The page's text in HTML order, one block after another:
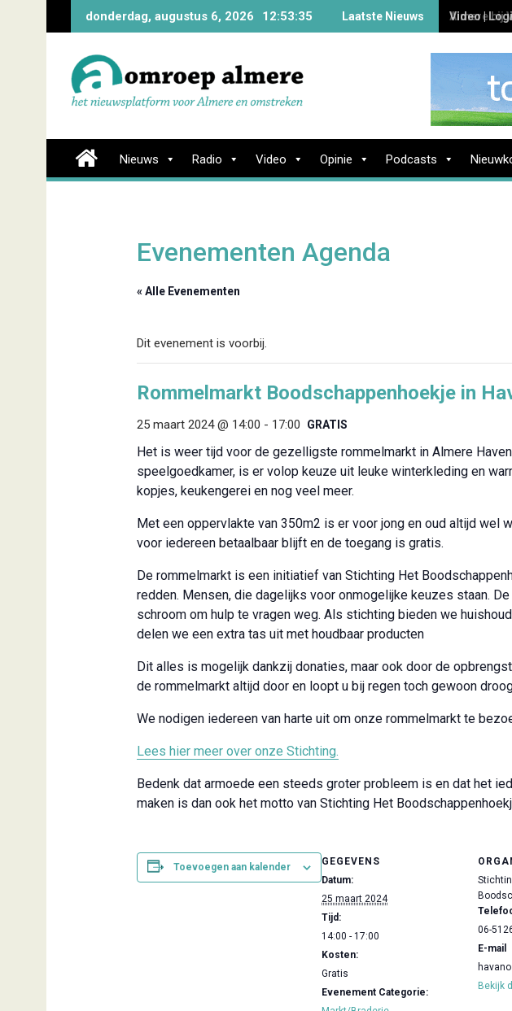
donderdag, augustus 6, 2026 12:53:35 Laatste Nieuws Almere bij
Nieuws Radio Video Opinie Podcasts
Evenementen Agenda
« Alle Evenementen
Dit evenement is voorbij.
Rommelmarkt Boodschappenhoekje in
25 maart 2024 @ 14:00 - 17:00 GRATIS
Het is weer tijd voor de gezelligste rommelmarkt in Almere
speelgoedkamer, is er volop keuze uit leuke winterkleding en
kopjes, keukengerei en nog veel meer.
Met een oppervlakte van 350m2 is er voor jong en oud altijd wel
voor iedereen betaalbaar blijft en de toegang is gratis.
De rommelmarkt is een initiatief van Stichting Het
redden. Mensen, die dagelijks voor onmogelijke keuzes staan.
schroom om hulp te vragen weg. Als stichting bieden we
delen we een extra tas uit met houdbaar producten
Dit alles is mogelijk dankzij donaties, maar ook door de
de rommelmarkt altijd door en loopt u bij regen toch gewoon
We nodigen iedereen van harte uit om onze rommelmarkt te
Lees hier meer over onze Stichting.
Bedenk dat armoede een steeds groter probleem is en dat het
maken is dan ook het motto van Stichting Het
Toevoegen aan kalender
GEGEVENS
Datum:
25 maart 2024
Tijd:
14:00 - 17:00
Kosten:
Gratis
Evenement Categorie:
06-
E-mail
Bekijk